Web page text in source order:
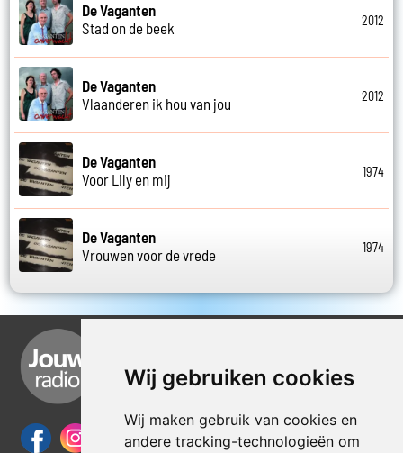
Wij gebruiken cookies
Wij maken gebruik van cookies en
andere tracking-technologieën om
De Vaganten
Stad on de beek
2012
De Vaganten
Vlaanderen ik hou van jou
2012
De Vaganten
Voor Lily en mij
1974
De Vaganten
Vrouwen voor de vrede
1974